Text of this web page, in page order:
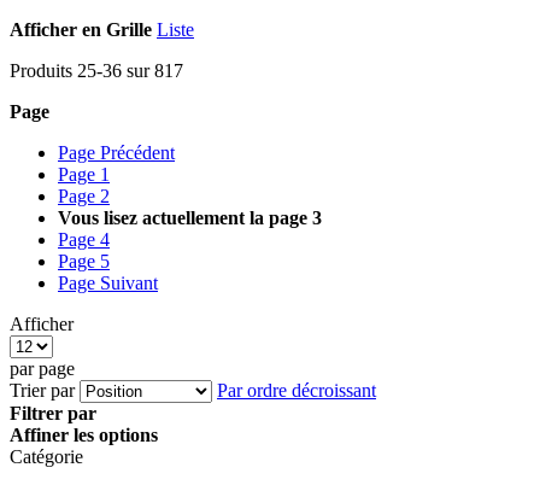
Afficher en Grille Liste
Produits 25-36 sur817
Page
Page Précédent
Page 1
Page 2
Vous lisez actuellement la page 3
Page 4
Page 5
Page Suivant
Afficher
par page
Trier par
Par ordre décroissant
Filtrer par
Affiner les options
Catégorie